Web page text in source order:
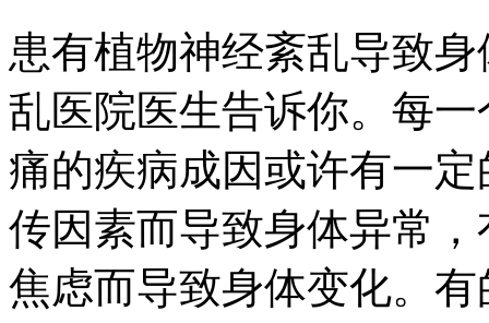
患有植物神经紊乱导致
乱医院医生告诉你。每
痛的疾病成因或许有一
传因素而导致身体异常
焦虑而导致身体变化。